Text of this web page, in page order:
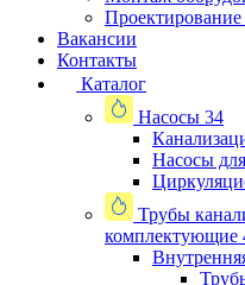
Проектирование
Вакансии
Контакты
Каталог
Насосы 34
Насосы
Трубы
комплектующие